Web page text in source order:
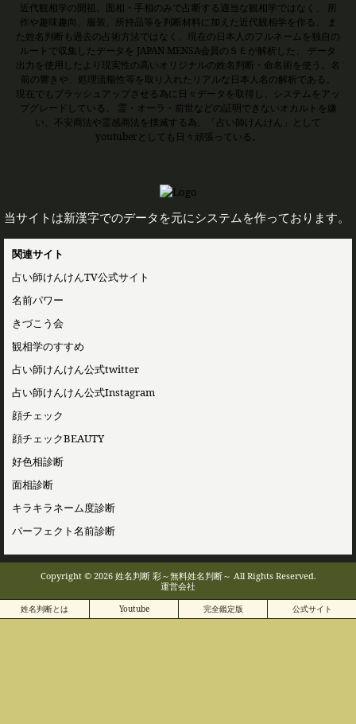
近代観相学の開祖。面相・手相のみで占断する適当な観相学ではなく、 所
作や趣味趣向、服装、所持品等を判断材料に加えた近代観相学を作る。 ま
た姓名判断も過去の占術方法ではなく、現在の日本人のフルネームを独自の
ルートで収集したデータを JAPAN MENSA会員のＳＥが解析した、 データ
出力を使用したより現実性の高いオリジナルの姓名判断・命名術を使う。名
前の響きや、処理流暢性等を取り入れたリアルな日本人名の解析である。
現在でもブラッシュアップさせる為に日々データを取得し、システムをアッ
プグレードしている。 霊・オーラ・前世などの証明できないオカルトを嫌
い、不安商法や霊感商法を撲滅する為、「占い師けんけん」として
youtuberとしても日々頑張っている。
当サイトは新漢字でのデータを元にシステムを作っております。
関連サイト
占い師けんけんTV公式サイト
名前パワー
きづこう会
観相学のすすめ
占い師けんけん公式twitter
占い師けんけん公式Instagram
顔チェック
顔チェックBEAUTY
好色相診断
面相診断
キラキラネーム度診断
パーフェクト名前診断
Copyright © 2026 姓名判断 彩～無料姓名判断～ All Rights Reserved.
運営会社
姓名判断とは Youtube 完全鑑定版 公式サイト